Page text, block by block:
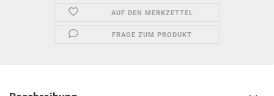
AUF DEN MERKZETTEL
FRAGE ZUM PRODUKT